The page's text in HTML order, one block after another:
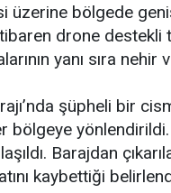
üzerine bölgede
drone destekli
yanı sıra nehir
şüpheli bir
yönlendirildi.
Barajdan
kaybettiği